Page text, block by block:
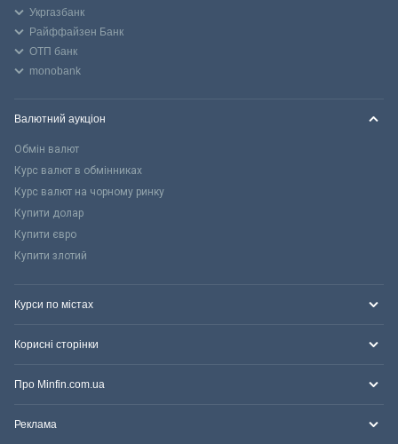
Укргазбанк
Райффайзен Банк
ОТП банк
monobank
Валютний аукціон
Обмін валют
Курс валют в обмінниках
Курс валют на чорному ринку
Купити долар
Купити євро
Купити злотий
Курси по містах
Корисні сторінки
Про Minfin.com.ua
Реклама